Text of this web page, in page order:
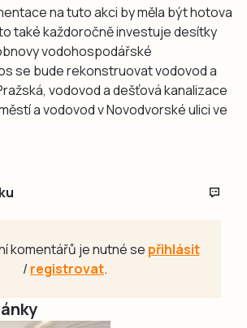
na tuto akci by měla být hotova
také každoročně investuje desítky
vodohospodářské
se bude rekonstruovat vodovod a
vodovod a dešťová kanalizace
a vodovod v Novodvorské ulici ve
komentářů je nutné se přihlásit
/registrovat.